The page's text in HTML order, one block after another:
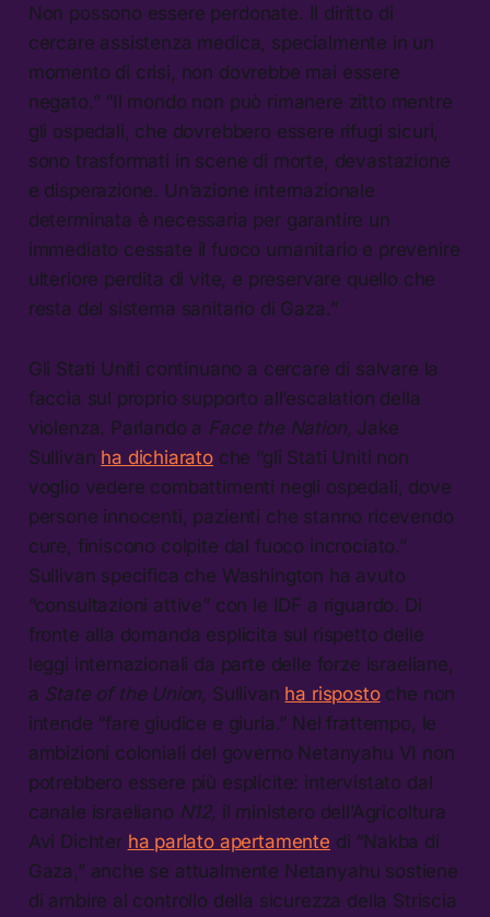
Non possono essere perdonate. Il diritto di
cercare assistenza medica, specialmente in un
momento di crisi, non dovrebbe mai essere
negato.” “Il mondo non può rimanere zitto mentre
gli ospedali, che dovrebbero essere rifugi sicuri,
sono trasformati in scene di morte, devastazione
e disperazione. Un’azione internazionale
determinata è necessaria per garantire un
immediato cessate il fuoco umanitario e prevenire
ulteriore perdita di vite, e preservare quello che
resta del sistema sanitario di Gaza.”
Gli Stati Uniti continuano a cercare di salvare la
faccia sul proprio supporto all’escalation della
violenza. Parlando a Face the Nation, Jake
Sullivan ha dichiaratoche “gli Stati Uniti non
voglio vedere combattimenti negli ospedali, dove
persone innocenti, pazienti che stanno ricevendo
cure, finiscono colpite dal fuoco incrociato.”
Sullivan specifica che Washington ha avuto
“consultazioni attive” con le IDF a riguardo. Di
fronte alla domanda esplicita sul rispetto delle
leggi internazionali da parte delle forze israeliane,
a State of the Union, Sullivan ha rispostoche non
intende “fare giudice e giuria.” Nel frattempo, le
ambizioni coloniali del governo Netanyahu VI non
potrebbero essere più esplicite: intervistato dal
canale israeliano N12, il ministero dell’Agricoltura
Avi Dichter ha parlato apertamente di “Nakba di
Gaza,” anche se attualmente Netanyahu sostiene
di ambire al controllo della sicurezza della Striscia